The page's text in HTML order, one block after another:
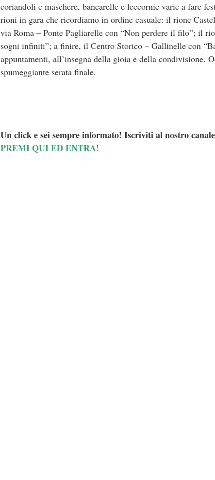
coriandoli e maschere, bancarelle e leccornie varie a fare
rioni in gara che ricordiamo in ordine casuale: il rione
via Roma – Ponte Pagliarelle con “Non perdere il filo”; il
sogni infiniti”; a finire, il Centro Storico – Gallinelle con
appuntamenti, all’insegna della gioia e della condivisione.
spumeggiante serata finale.
Un click e sei sempre informato! Iscriviti al nostro
PREMI QUI ED ENTRA!